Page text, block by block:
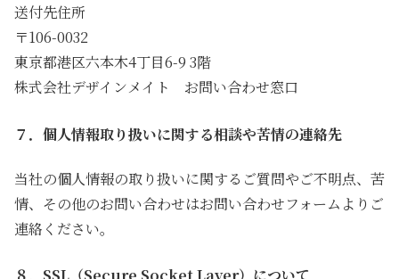
送付先住所
〒106-0032
東京都港区六本木4丁目6-9 3階
株式会社デザインメイト お問い合わせ窓口
７．個人情報取り扱いに関する相談や苦情の連絡先
当社の個人情報の取り扱いに関するご質問やご不明点、苦
情、その他のお問い合わせはお問い合わせフォームよりご
連絡ください。